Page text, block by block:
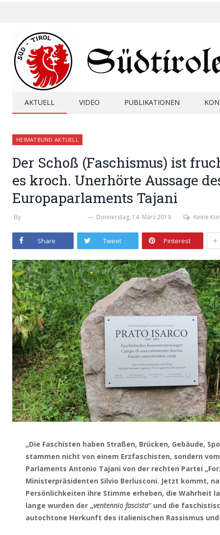
AKTUELL VIDEO PUBLIKATIONEN
HEIMATBUND AKTUELL
Der Schoß (Faschismus) ist
es kroch. Unerhörte Aussage
Europaparlaments Tajani
By Donnerstag, 14. März 2019 Keine
Share Tweet Pinterest +
„Die Faschisten haben Straßen, Brücken, Gebäude,
stammen nicht von einem Erzfaschisten, sondern
Parlaments Antonio Tajani von der rechten Partei
Ministerpräsidenten Silvio Berlusconi. Jetzt kommt,
Persönlichkeiten ihre Stimme erheben, die Wahrheit
lange wurden der „ventennio fascista“ und die
autochtone Herkunft des italienischen Rassismus